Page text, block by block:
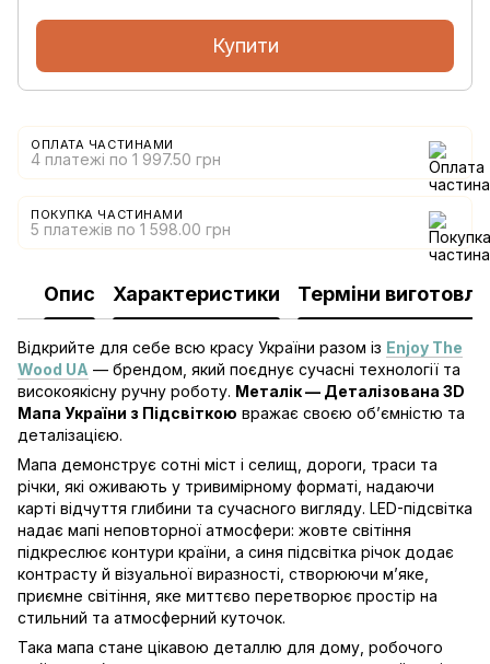
Купити
ОПЛАТА ЧАСТИНАМИ
4 платежі по 1 997.50 грн
ПОКУПКА ЧАСТИНАМИ
5 платежів по 1 598.00 грн
Опис Характеристики Терміни
Відкрийте для себе всю красу України разом із Enjoy The
Wood UA — брендом, який поєднує сучасні технології та
високоякісну ручну роботу. Металік — Деталізована 3D
Мапа України з Підсвіткою вражає своєю об’ємністю та
деталізацією.
Мапа демонструє сотні міст і селищ, дороги, траси та
річки, які оживають у тривимірному форматі, надаючи
карті відчуття глибини та сучасного вигляду. LED-підсвітка
надає мапі неповторної атмосфери: жовте світіння
підкреслює контури країни, а синя підсвітка річок додає
контрасту й візуальної виразності, створюючи м’яке,
приємне світіння, яке миттєво перетворює простір на
стильний та атмосферний куточок.
Така мапа стане цікавою деталлю для дому, робочого